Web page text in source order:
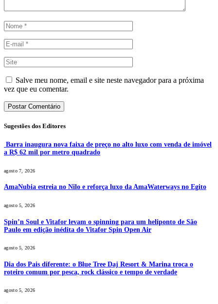
Salve meu nome, email e site neste navegador para a próxima
vez que eu comentar.
Sugestões dos Editores
Barra inaugura nova faixa de preço no alto luxo com venda de imóvel
a R$ 62 mil por metro quadrado
agosto 7, 2026
AmaNubia estreia no Nilo e reforça luxo da AmaWaterways no Egito
agosto 5, 2026
Spin’n Soul e Vitafor levam o spinning para um heliponto de São
Paulo em edição inédita do Vitafor Spin Open Air
agosto 5, 2026
Dia dos Pais diferente: o Blue Tree Daj Resort & Marina troca o
roteiro comum por pesca, rock clássico e tempo de verdade
agosto 5, 2026